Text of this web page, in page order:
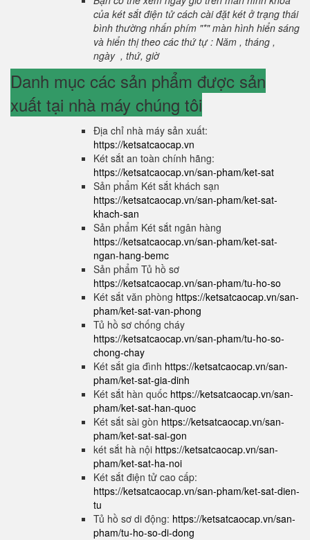
của két sắt điện tử cách cài đặt két ở trạng thái
bình thường nhấn phím "*" màn hình hiển sáng
và hiển thị theo các thứ tự : Năm , tháng ,
ngày , thứ, giờ
Danh mục các sản phẩm được sản
xuất tại nhà máy chúng tôi
Địa chỉ nhà máy sản xuất:
https://ketsatcaocap.vn
Két sắt an toàn chính hãng:
https://ketsatcaocap.vn/san-pham/ket-sat
Sản phẩm Két sắt khách sạn
https://ketsatcaocap.vn/san-pham/ket-sat-
khach-san
Sản phẩm Két sắt ngân hàng
https://ketsatcaocap.vn/san-pham/ket-sat-
ngan-hang-bemc
Sản phẩm Tủ hồ sơ
https://ketsatcaocap.vn/san-pham/tu-ho-so
Két sắt văn phòng https://ketsatcaocap.vn/san-
pham/ket-sat-van-phong
Tủ hồ sơ chống cháy
https://ketsatcaocap.vn/san-pham/tu-ho-so-
chong-chay
Két sắt gia đình https://ketsatcaocap.vn/san-
pham/ket-sat-gia-dinh
Két sắt hàn quốc https://ketsatcaocap.vn/san-
pham/ket-sat-han-quoc
Két sắt sài gòn https://ketsatcaocap.vn/san-
pham/ket-sat-sai-gon
két sắt hà nội https://ketsatcaocap.vn/san-
pham/ket-sat-ha-noi
Két sắt điện tử cao cấp:
https://ketsatcaocap.vn/san-pham/ket-sat-dien-
tu
Tủ hồ sơ di động: https://ketsatcaocap.vn/san-
pham/tu-ho-so-di-dong